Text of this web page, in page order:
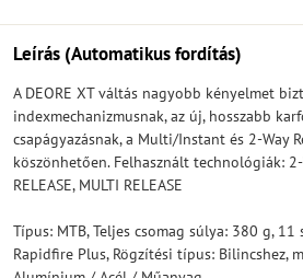
Leírás (Automatikus fordítás)
A DEORE XT váltás nagyobb kényelmet
indexmechanizmusnak, az új, hosszabb
csapágyazásnak, a Multi/Instant és 2-Way
köszönhetően. Felhasznált technológiák: 2-
RELEASE, MULTI RELEASE
Típus: MTB, Teljes csomag súlya: 380 g, 11
Rapidfire Plus, Rögzítési típus: Bilincshez,